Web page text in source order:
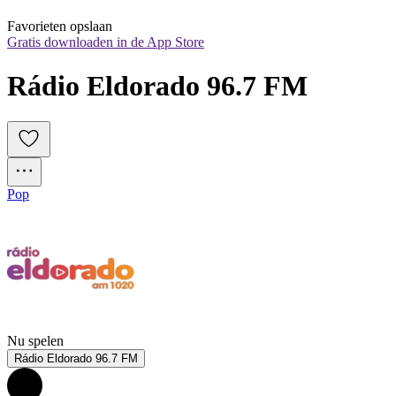
Favorieten opslaan
Gratis downloaden in de App Store
Rádio Eldorado 96.7 FM
Pop
Nu spelen
Rádio Eldorado 96.7 FM